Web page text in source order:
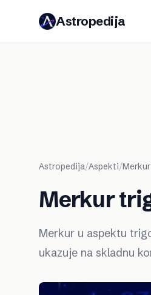
Astropedija
Astropedija/Aspekti/
Merkur
Merkur u aspektu
ukazuje na skladnu